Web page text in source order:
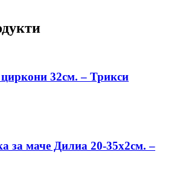
циркони 32см. – Трикси
за маче Дилиа 20-35х2см. –